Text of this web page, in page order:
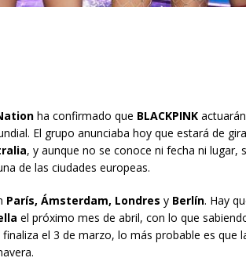
ha confirmado que BLACKPINK
El grupo anunciaba hoy que estará de
, y aunque no se conoce ni fecha ni lugar,
de las ciudades europeas.
París, Ámsterdam, Londres y Berlín. Hay
el próximo mes de abril, con lo que
el 3 de marzo, lo más probable es que